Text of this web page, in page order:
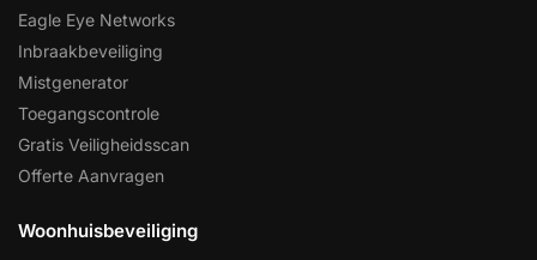
Eagle Eye Networks
Inbraakbeveiliging
Mistgenerator
Toegangscontrole
Gratis Veiligheidsscan
Offerte Aanvragen
Woonhuisbeveiliging